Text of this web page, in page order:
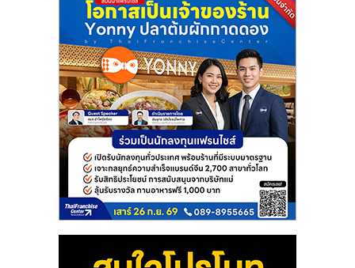
ไชส์
ขาย
หน้า
บ้าน
ลงทุน
น้อย